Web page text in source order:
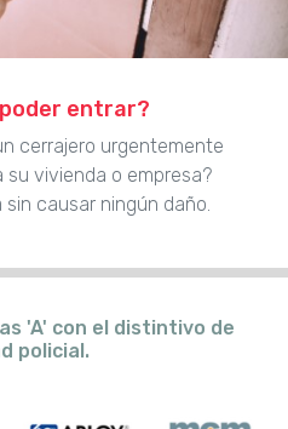
entrar?
cerrajero urgentemente
vivienda o empresa?
causar ningún daño.
'A' con el distintivo de
policial.